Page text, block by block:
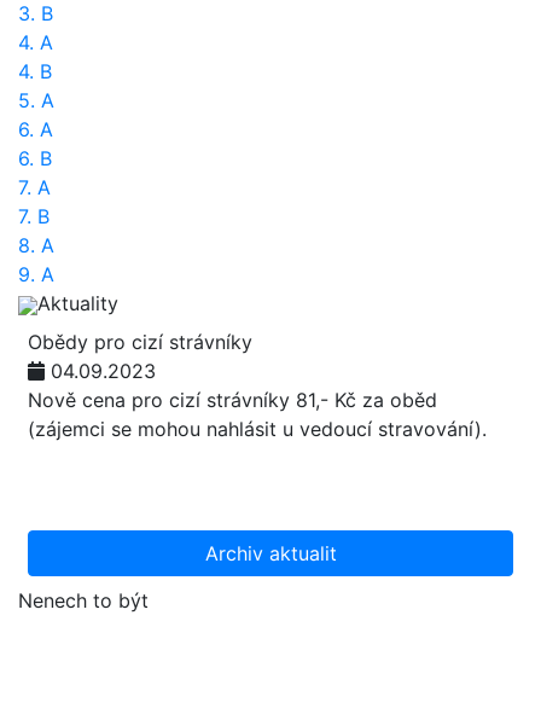
3. B
4. A
4. B
5. A
6. A
6. B
7. A
7. B
8. A
9. A
Aktuality
Obědy pro cizí strávníky
04.09.2023
Nově cena pro cizí strávníky 81,- Kč za oběd
(zájemci se mohou nahlásit u vedoucí stravování).
Archiv aktualit
Nenech to být